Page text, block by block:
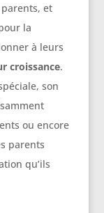
et
la
à leurs
croissance.
son
ou encore
parents
qu’ils